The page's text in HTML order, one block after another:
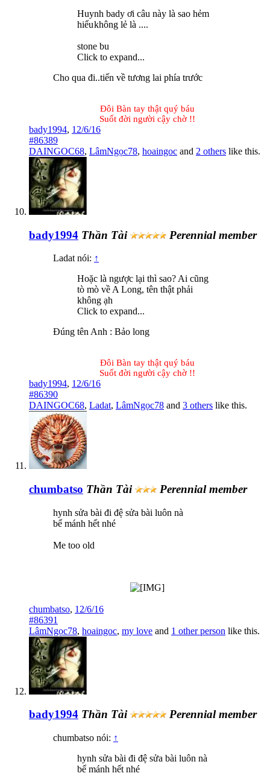
Huynh bady ơi câu này là sao hẻm
hiểukhông lẻ là ....
stone bu
Click to expand...
Cho qua đi..tiến về tương lai phía trước
Đôi Bàn tay thật quý báu
Suốt đời người cậy chờ !!​
bady1994, 12/6/16
#86389
DAINGOC68, LâmNgọc78, hoaingoc and 2 others like this.
bady1994 Thần Tài Perennial member
Ladat nói: ↑
Hoặc là ngược lại thì sao? Ai cũng
tò mò về A Long, tên thật phải
không ạh
Click to expand...
Đúng tên Anh : Bảo long
Đôi Bàn tay thật quý báu
Suốt đời người cậy chờ !!​
bady1994, 12/6/16
#86390
DAINGOC68, Ladat, LâmNgọc78 and 3 others like this.
chumbatso Thần Tài Perennial member
hynh sửa bài đi đệ sửa bài luôn nà
bể mánh hết nhé
Me too old
chumbatso, 12/6/16
#86391
LâmNgọc78, hoaingoc, my love and 1 other person like this.
bady1994 Thần Tài Perennial member
chumbatso nói: ↑
hynh sửa bài đi đệ sửa bài luôn nà
bể mánh hết nhé